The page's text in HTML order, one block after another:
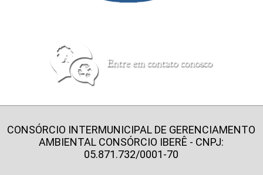
CONSÓRCIO INTERMUNICIPAL DE GERENCIAMENTO
AMBIENTAL CONSÓRCIO IBERÊ - CNPJ:
05.871.732/0001-70